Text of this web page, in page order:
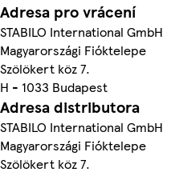
Adresa pro vrácení
STABILO International GmbH
Magyarországi Fióktelepe
Szölökert köz 7.
H - 1033 Budapest
Adresa distributora
STABILO International GmbH
Magyarországi Fióktelepe
Szölökert köz 7.